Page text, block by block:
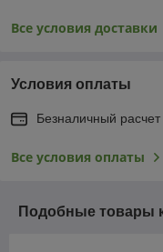
Все условия доставки
Условия оплаты
Безналичный расчет
Все условия оплаты
Подобные товары